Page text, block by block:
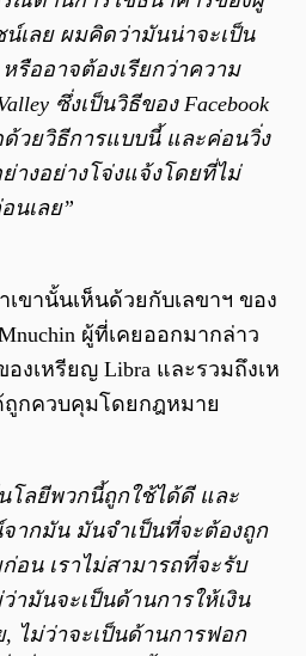
เลย ผมคิดว่ามันน่าจะเป็น
รืออาจต้องเรียกว่าความ
ซึ่งเป็นวิธีของ Facebook
วยวิธีการแบบนี้ และค่อนวิ่ง
างอย่างโจ่งแจ้งโดยที่ไม่
นเลย”
เขานั้นเห็นด้วยกับเลขาฯ ของ
ผู้ที่เคยออกมากล่าว
องเหรียญ Libra และรวมถึงเห
กควบคุมโดยกฎหมาย
โลยีพวกนี้ถูกใช้ได้ดี และ
ากมัน มันจำเป็นที่จะต้องถูก
อน เราไม่สามารถที่จะรับ
ามันจะเป็นด้านการให้เงิน
ไม่ว่าจะเป็นด้านการฟอก